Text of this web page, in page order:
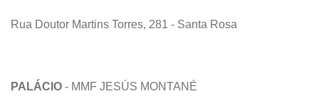
Rua Doutor Martins Torres, 281 - Santa Rosa
PALÁCIO - MMF JESÚS MONTANÉ